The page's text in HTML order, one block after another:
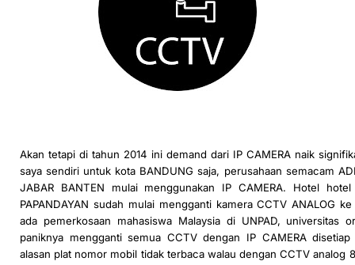
Akan tetapi di tahun 2014 ini demand dari IP CAMERA naik
saya sendiri untuk kota BANDUNG saja, perusahaan semacam
JABAR BANTEN mulai menggunakan IP CAMERA. Hotel
PAPANDAYAN sudah mulai mengganti kamera CCTV ANALOG
ada pemerkosaan mahasiswa Malaysia di UNPAD, universitas
paniknya mengganti semua CCTV dengan IP CAMERA
alasan plat nomor mobil tidak terbaca walau dengan CCTV analog